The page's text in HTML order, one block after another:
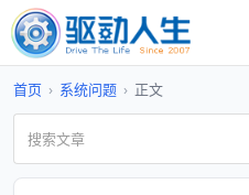
首页 › 系统问题 › 正文